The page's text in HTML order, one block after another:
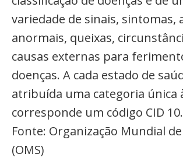
variedade de sinais, sintomas,
anormais, queixas,
causas externas para
doenças. A cada estado de
atribuída uma categoria única
corresponde um código CID 10.
Fonte: Organização Mundial
(OMS)